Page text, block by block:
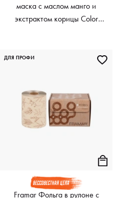
маска с маслом манго и
экстрактом корицы Color
Framar Фольга в рулоне с
ДЛЯ ПРОФИ